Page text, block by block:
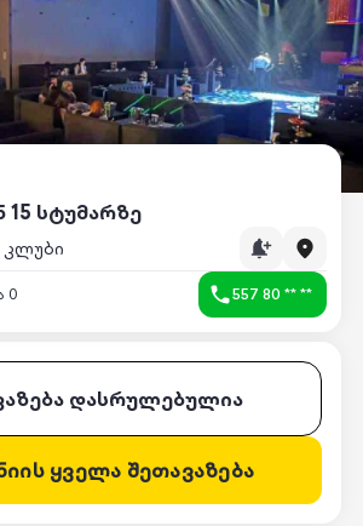
15 სტუმარზე
კლუბი
0 557 80 ** **
დასრულებულია
ყველა შეთავაზება